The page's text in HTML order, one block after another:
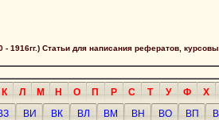
Статьи для написания рефератов,
К Л М Н О П Р С Т У Ф Х
ВИ ВК ВЛ ВМ ВН ВО ВП